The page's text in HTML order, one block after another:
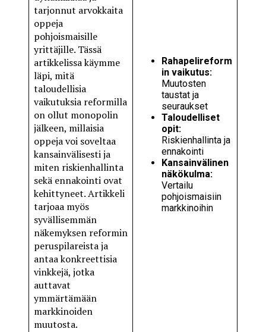
tarjonnut arvokkaita
oppeja
pohjoismaisille
yrittäjille. Tässä
artikkelissa käymme
läpi, mitä
taloudellisia
vaikutuksia reformilla
on ollut monopolin
jälkeen, millaisia
oppeja voi soveltaa
kansainvälisesti ja
miten riskienhallinta
sekä ennakointi ovat
kehittyneet. Artikkeli
tarjoaa myös
syvällisemmän
näkemyksen reformin
peruspilareista ja
antaa konkreettisia
vinkkejä, jotka
auttavat
ymmärtämään
markkinoiden
muutosta.
Rahapelireform
in vaikutus:
Muutosten
taustat ja
seuraukset
Taloudelliset
opit:
Riskienhallinta ja
ennakointi
Kansainvälinen
näkökulma:
Vertailu
pohjoismaisiin
markkinoihin